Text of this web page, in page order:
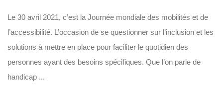
Le 30 avril 2021, c’est la Journée mondiale des mobilités et de
l’accessibilité. L’occasion de se questionner sur l’inclusion et les
solutions à mettre en place pour faciliter le quotidien des
personnes ayant des besoins spécifiques. Que l’on parle de
handicap ...